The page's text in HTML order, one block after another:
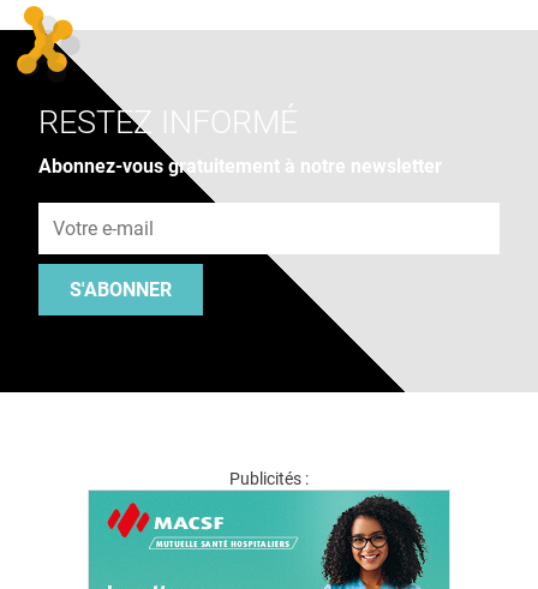
RESTEZ INFORMÉ
Abonnez-vous gratuitement à notre newsletter
S'ABONNER
Publicités :